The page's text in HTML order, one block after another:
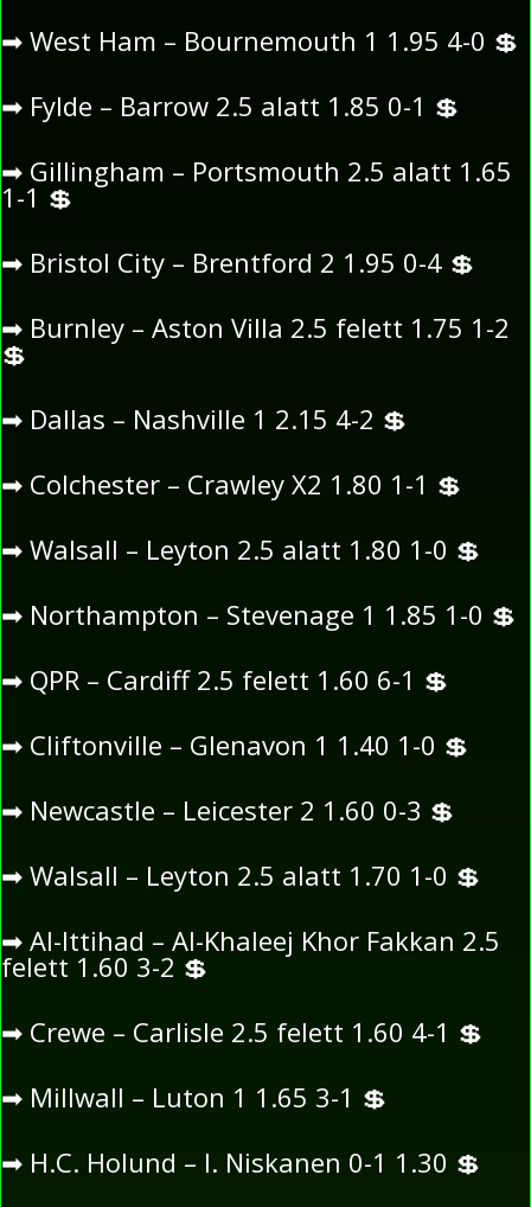
➡ West Ham – Bournemouth 1 1.95 4-0 💲
➡ Fylde – Barrow 2.5 alatt 1.85 0-1 💲
➡ Gillingham – Portsmouth 2.5 alatt 1.65
1-1 💲
➡ Bristol City – Brentford 2 1.95 0-4 💲
➡ Burnley – Aston Villa 2.5 felett 1.75 1-2
💲
➡ Dallas – Nashville 1 2.15 4-2 💲
➡ Colchester – Crawley X2 1.80 1-1 💲
➡ Walsall – Leyton 2.5 alatt 1.80 1-0 💲
➡ Northampton – Stevenage 1 1.85 1-0 💲
➡ QPR – Cardiff 2.5 felett 1.60 6-1 💲
➡ Cliftonville – Glenavon 1 1.40 1-0 💲
➡ Newcastle – Leicester 2 1.60 0-3 💲
➡ Walsall – Leyton 2.5 alatt 1.70 1-0 💲
➡ Al-Ittihad – Al-Khaleej Khor Fakkan 2.5
felett 1.60 3-2 💲
➡ Crewe – Carlisle 2.5 felett 1.60 4-1 💲
➡ Millwall – Luton 1 1.65 3-1 💲
➡ H.C. Holund – I. Niskanen 0-1 1.30 💲